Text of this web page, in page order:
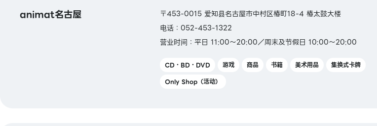
animat名古屋
〒453-0015 爱知县名古屋市中村区椿町18-4 椿太鼓大楼
电话：052-453-1322
营业时间：平日 11:00～20:00／周末及节假日 10:00～20:00
CD・BD・DVD 游戏 商品 书籍 美术用品
集换式卡牌
Only Shop（活动）